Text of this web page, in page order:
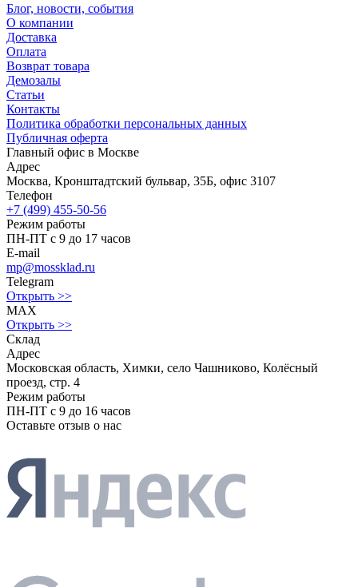
Блог, новости, события
О компании
Доставка
Оплата
Возврат товара
Демозалы
Статьи
Контакты
Политика обработки персональных данных
Публичная оферта
Главный офис в Москве
Адрес
Москва, Кронштадтский бульвар, 35Б, офис 3107
Телефон
+7 (499) 455-50-56
Режим работы
ПН-ПТ с 9 до 17 часов
E-mail
mp@mossklad.ru
Telegram
Открыть >>
MAX
Открыть >>
Склад
Адрес
Московская область, Химки, село Чашниково, Колёсный
проезд, стр. 4
Режим работы
ПН-ПТ с 9 до 16 часов
Оставьте отзыв о нас